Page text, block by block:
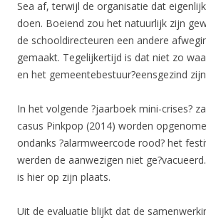
Sea af, terwijl de organisatie dat
doen. Boeiend zou het natuurlijk zijn
de schooldirecteuren een andere
gemaakt. Tegelijkertijd is dat niet zo
en het gemeentebestuur?eensgezind
In het volgende ?jaarboek mini-crises?
casus Pinkpop (2014) worden
ondanks ?alarmweercode rood? het
werden de aanwezigen niet
is hier op zijn plaats.
Uit de evaluatie blijkt dat de